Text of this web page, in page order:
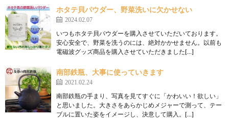
ホタテ貝パウダー、野菜洗いに欠かせない
2024.02.07
いつもホタテ貝パウダーを購入させていただいております。
安心安全で、野菜を洗うのには、絶対かかせません。以前も
電磁波グッズ商品を購入させていただきました[…]
南部鉄瓶、大事に使っていきます
2021.02.24
南部鉄瓶の手まり、写真を見てすぐに「かわいい！欲しい」
と思いました。大きさをあらかじめメジャーで測って、テー
ブルに置いた姿をイメージし、決意して購入。[…]